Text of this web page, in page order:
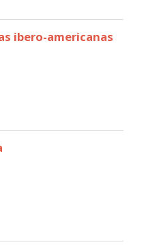
ibero-americanas